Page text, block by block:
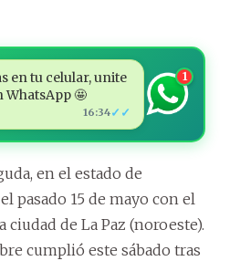
en tu celular, unite
WhatsApp 🤩
16:34✓✓
1
en el estado de
pasado 15 de mayo con el
de La Paz (noroeste).
cumplió este sábado tras